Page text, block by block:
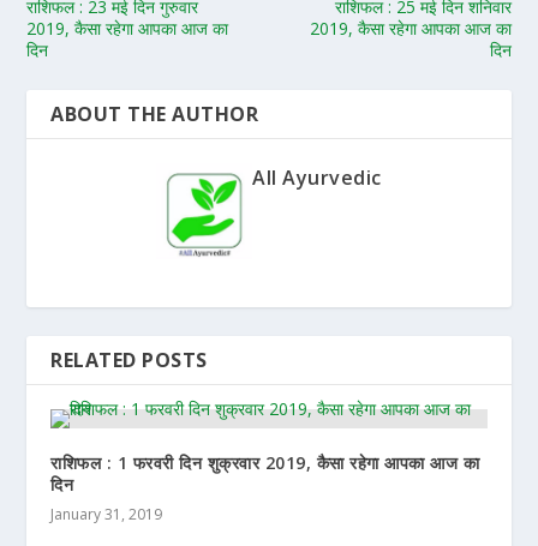
राशिफल : 23 मई दिन गुरुवार
2019, कैसा रहेगा आपका आज का
दिन
राशिफल : 25 मई दिन शनिवार
2019, कैसा रहेगा आपका आज का
दिन
ABOUT THE AUTHOR
All Ayurvedic
RELATED POSTS
राशिफल : 1 फरवरी दिन शुक्रवार 2019, कैसा रहेगा आपका आज का
दिन
January 31, 2019